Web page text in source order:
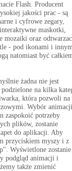
Flash. Producent
jakości prac - są
i cyfrowe zegary,
maskotki,
mozaiki oraz
- pod ikonami i
natomiast być
żadna nie jest
podzielone na kilka
która pozwoli na
Wybór animacji
zaspokoić potrzeby
plików, zostanie
do aplikacji. Aby
przyciskiem myszy i z
Wyświetlone zostanie
podgląd animacji i
także zmienić